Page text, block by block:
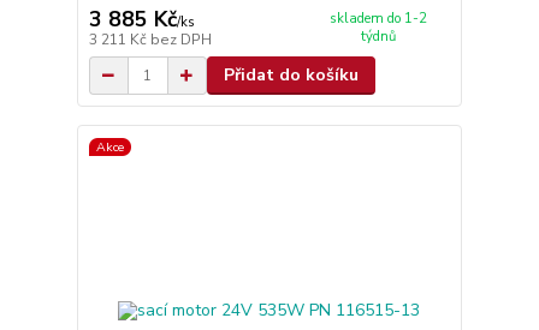
3 885 Kč/ks
3 211 Kč bez DPH
skladem do 1-2
týdnů
Přidat do košíku
Akce